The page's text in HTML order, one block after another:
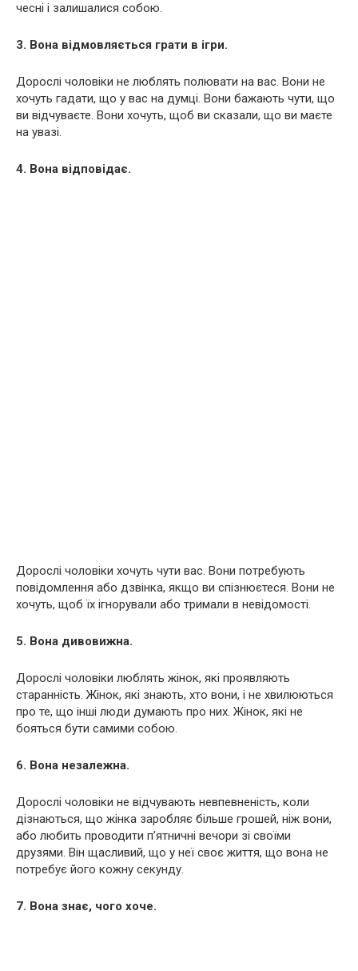
чесні і залишалися собою.
3. Вона відмовляється грати в ігри.
Дорослі чоловіки не люблять полювати на вас. Вони не
хочуть гадати, що у вас на думці. Вони бажають чути, що
ви відчуваєте. Вони хочуть, щоб ви сказали, що ви маєте
на увазі.
4. Вона відповідає.
Дорослі чоловіки хочуть чути вас. Вони потребують
повідомлення або дзвінка, якщо ви спізнюєтеся. Вони не
хочуть, щоб їх ігнорували або тримали в невідомості.
5. Вона дивовижна.
Дорослі чоловіки люблять жінок, які проявляють
старанність. Жінок, які знають, хто вони, і не хвилюються
про те, що інші люди думають про них. Жінок, які не
бояться бути самими собою.
6. Вона незалежна.
Дорослі чоловіки не відчувають невпевненість, коли
дізнаються, що жінка заробляє більше грошей, ніж вони,
або любить проводити п’ятничні вечори зі своїми
друзями. Він щасливий, що у неї своє життя, що вона не
потребує його кожну секунду.
7. Вона знає, чого хоче.